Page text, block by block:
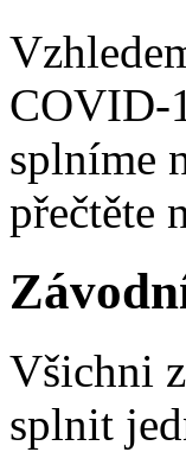
COVID-
splníme
přečtěte
Všichni
splnit